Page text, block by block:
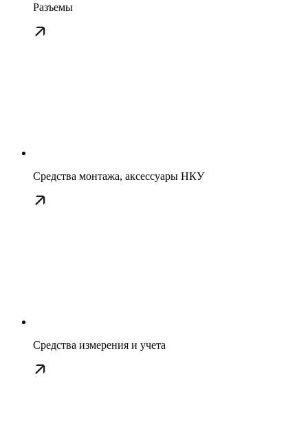
Разъемы
Средства монтажа, аксессуары НКУ
Средства измерения и учета